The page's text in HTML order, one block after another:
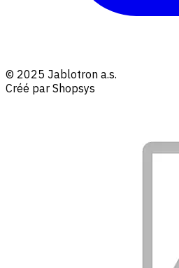
© 2025 Jablotron a.s.
Créé par Shopsys